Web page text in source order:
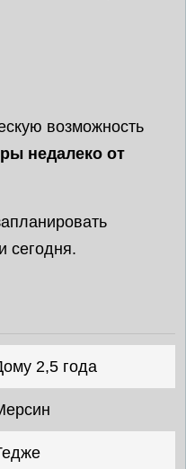
возможность
недалеко от
сегодня.
2,5 года